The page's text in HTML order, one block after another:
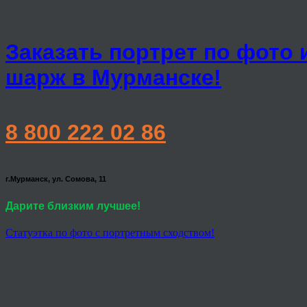
Заказать портрет по фото
шарж в Мурманске!
8 800 222 02 86
г.Мурманск, ул. Сомова, 11
Дарите близким лучшее!
Статуэтка по фото с портретным сходством!